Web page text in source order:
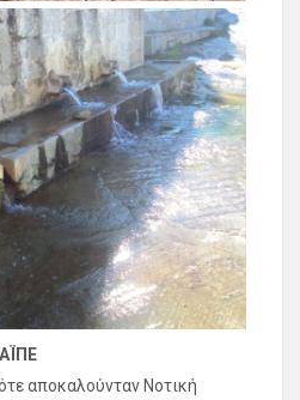
αποκαλούνταν Νοτική